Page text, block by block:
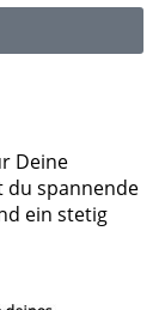
Deine
du spannende
ein stetig